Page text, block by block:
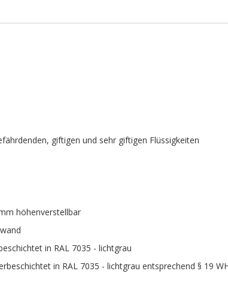
giftigen und sehr giftigen Flüssigkeiten
höhenverstellbar
in RAL 7035 - lichtgrau
in RAL 7035 - lichtgrau entsprechend § 19